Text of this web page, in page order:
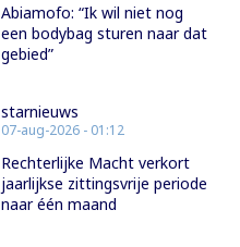
Abiamofo: “Ik wil niet nog
een bodybag sturen naar dat
gebied”
starnieuws
07-aug-2026 - 01:12
Rechterlijke Macht verkort
jaarlijkse zittingsvrije periode
naar één maand